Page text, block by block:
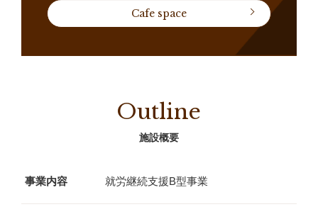
Cafe space
Outline
施設概要
事業内容 就労継続支援B型事業